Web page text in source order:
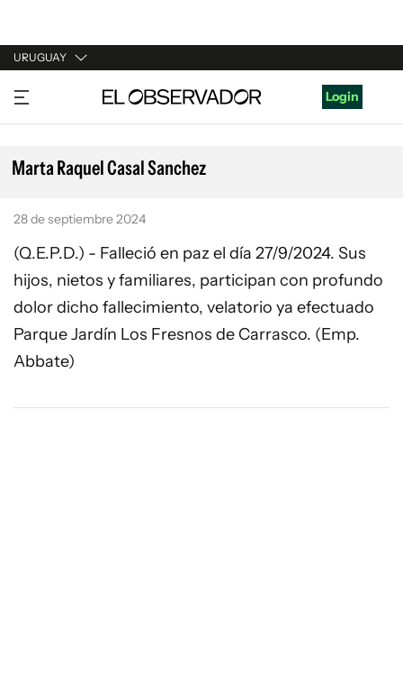
URUGUAY
URUGUAY
ARGENTINA
ESPAÑA
Login
Marta Raquel Casal Sanchez
28 de septiembre 2024
(Q.E.P.D.) - Falleció en paz el día 27/9/2024. Sus
hijos, nietos y familiares, participan con profundo
dolor dicho fallecimiento, velatorio ya efectuado
Parque Jardín Los Fresnos de Carrasco. (Emp.
Abbate)